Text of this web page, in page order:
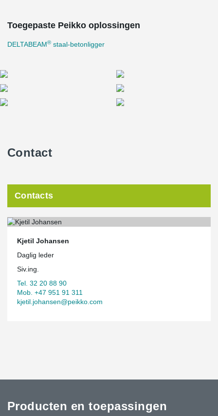
Toegepaste Peikko oplossingen
DELTABEAM® staal-betonligger
Contact
Contacts
Kjetil Johansen
Daglig leder
Siv.ing.
Tel. 32 20 88 90
Mob. +47 951 91 311
kjetil.johansen@peikko.com
Producten en toepassingen